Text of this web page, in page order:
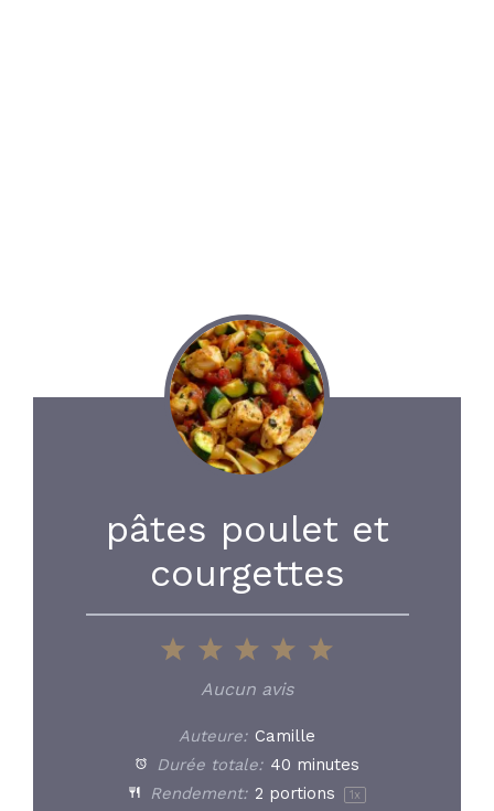
pâtes poulet et
courgettes
5
4
3
Stars
2
Stars
1
Star
Aucun avis
Auteure: Camille
Durée totale: 40 minutes
Rendement: 2 portions 1 x